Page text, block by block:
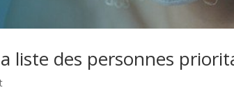
liste des personnes